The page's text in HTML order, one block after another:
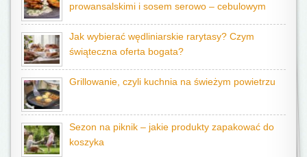
prowansalskimi i sosem serowo – cebulowym
Jak wybierać wędliniarskie rarytasy? Czym
świąteczna oferta bogata?
Grillowanie, czyli kuchnia na świeżym powietrzu
Sezon na piknik – jakie produkty zapakować do
koszyka